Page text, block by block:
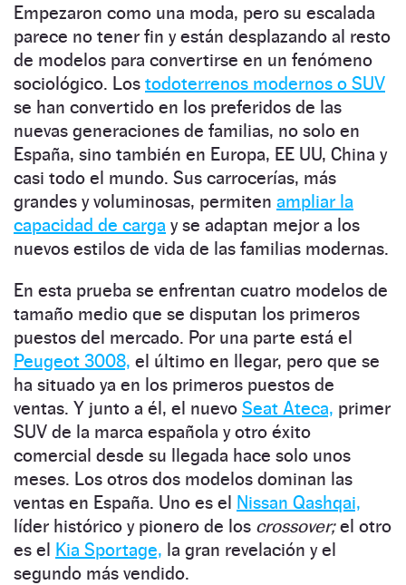
Empezaron como una moda, pero su escalada
parece no tener fin y están desplazando al resto
de modelos para convertirse en un fenómeno
sociológico. Los todoterrenos modernos o SUV
se han convertido en los preferidos de las
nuevas generaciones de familias, no solo en
España, sino también en Europa, EE UU, China y
casi todo el mundo. Sus carrocerías, más
grandes y voluminosas, permiten ampliar la
capacidad de carga y se adaptan mejor a los
nuevos estilos de vida de las familias modernas.
En esta prueba se enfrentan cuatro modelos de
tamaño medio que se ­disputan los primeros
puestos del mercado. Por una parte está el
Peugeot 3008, el último en llegar, pero que se
ha situado ya en los primeros puestos de
ventas. Y junto a él, el nuevo Seat Ateca, primer
SUV de la marca española y otro éxito
comercial desde su llegada hace solo unos
meses. Los otros dos modelos dominan las
ventas en España. Uno es el ­Nissan Qashqai,
líder histórico y pionero de los crossover;el otro
es el Kia Sportage, la gran revelación y el
segundo más vendido.